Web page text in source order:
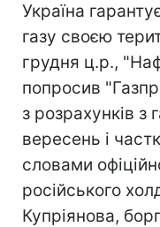
Україна
газу своєю
грудня ц.р.,
попросив
з розрахунків з
вересень і
словами
російського
Купріянова,